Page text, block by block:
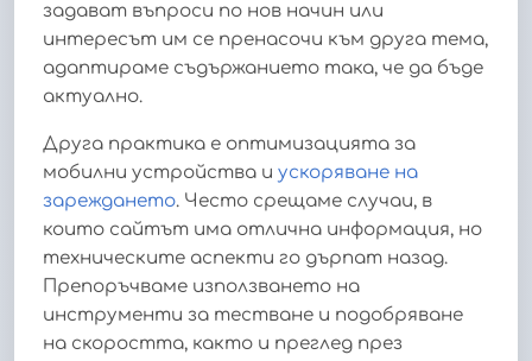
задават въпроси по нов начин или
интересът им се пренасочи към друга тема,
адаптираме съдържанието така, че да бъде
актуално.
Друга практика е оптимизацията за
мобилни устройства и ускоряване на
зареждането. Често срещаме случаи, в
които сайтът има отлична информация, но
техническите аспекти го дърпат назад.
Препоръчваме използването на
инструменти за тестване и подобряване
на скоростта, както и преглед през